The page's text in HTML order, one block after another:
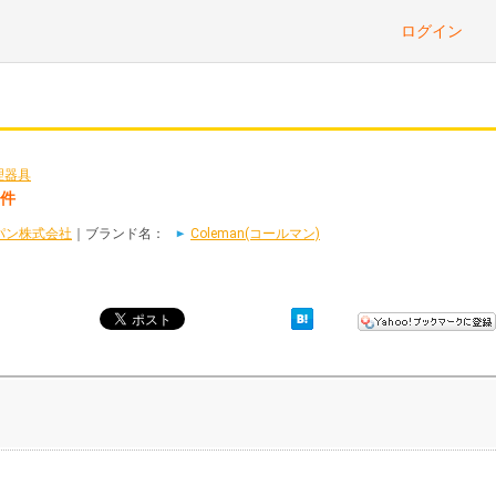
ログイン
器具
ン株式会社 ｜ブランド名： Coleman(コールマン)